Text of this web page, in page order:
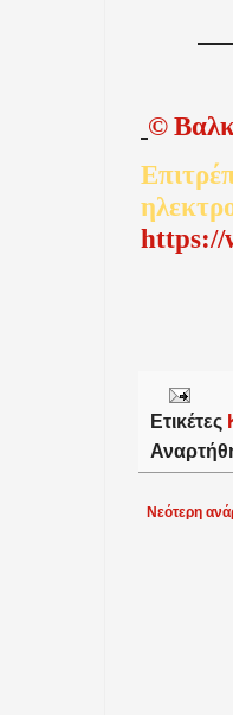
©
https://
Ετικέτες
Νεότερη